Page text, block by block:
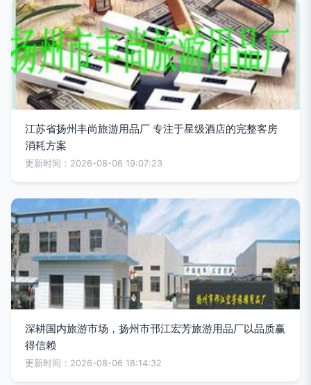
江苏省扬州丰尚旅游用品厂 专注于星级酒店的完整客房
消耗方案
更新时间：2026-08-06 19:07:23
深耕国内旅游市场，扬州市邗江宏芳旅游用品厂以品质赢
得信赖
更新时间：2026-08-06 18:14:32